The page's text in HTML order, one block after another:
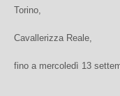
Torino,
Cavallerizza Reale,
fino a mercoledì 13